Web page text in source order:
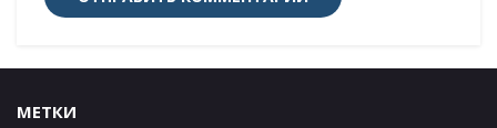
МЕТКИ